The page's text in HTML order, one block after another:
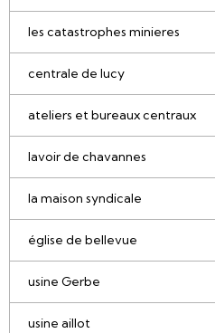
les catastrophes minieres
centrale de lucy
ateliers et bureaux centraux
lavoir de chavannes
la maison syndicale
église de bellevue
usine Gerbe
usine aillot